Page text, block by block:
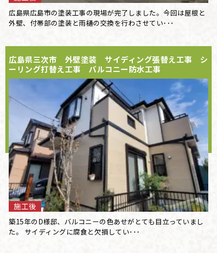
広島県広島市の塗装工事の現場が完了しました。今回は屋根と
外壁、付帯部の塗装と雨樋の交換を行わさせてい･･･
広島県三次市 外壁塗装 サイディング張替え工事 シ
ーリング打替え工事 バルコニー防水工事
施工後
築15年のD様邸、バルコニーの色あせがとても目立っていまし
た。 サイディングに腐食と欠損してい･･･